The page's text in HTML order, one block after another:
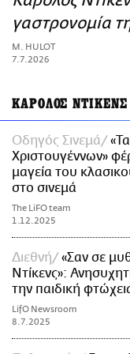
ΑΜΠΑ
PRINT
γαστρονομία
M. HULOT
7.7.2026
ΚΑΡΟΛΟΣ ΝΤΙΚΕΝΣ
Οδηγός Σινεμά
Χριστουγέννων»
μαγεία του
στο σινεμά
The LiFO team
1.12.2025
Διεθνή
«Σαν σε
Ντίκενς»:
την παιδική
LifO Newsroom
8.7.2025